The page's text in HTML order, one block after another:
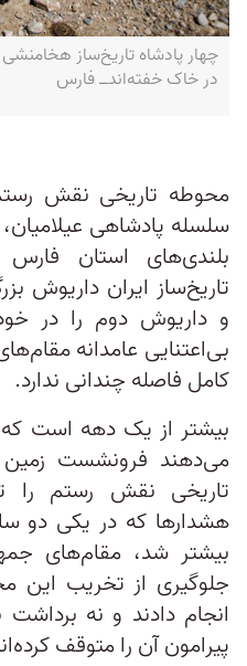
چهار پادشاه تاریخ‌ساز
در خاک خفته‌اند‌ــ فارس
محوطه تاریخی نقش
سلسله پادشاهی
بلندی‌های استان فارس
تاریخ‌ساز ایران داریوش
و داریوش دوم را در
بی‌اعتنایی عامدانه
کامل فاصله چندانی ندارد.
بیشتر از یک دهه است
می‌دهند فرونشست
تاریخی نقش رستم را
هشدارها که در یکی‌ دو
بیشتر شد، مقام‌های
جلوگیری از تخریب این
انجام دادند و نه
پیرامون آن را متوقف